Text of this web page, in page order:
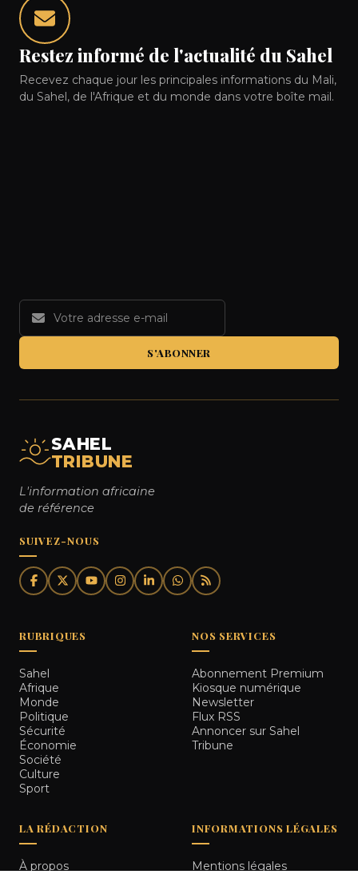
Restez informé de l'actualité du Sahel
Recevez chaque jour les principales informations du Mali,
du Sahel, de l'Afrique et du monde dans votre boîte mail.
S'ABONNER
SAHEL
TRIBUNE
L'information africaine
de référence
SUIVEZ-NOUS
RUBRIQUES
Sahel
Afrique
Monde
Politique
Sécurité
Économie
Société
Culture
Sport
NOS SERVICES
Abonnement Premium
Kiosque numérique
Newsletter
Flux RSS
Annoncer sur Sahel
Tribune
LA RÉDACTION
À propos
INFORMATIONS LÉGALES
Mentions légales